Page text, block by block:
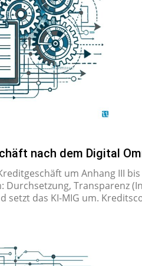
nach dem Digital
um Anhang III bis
Durch­set­zung, Trans­pa­renz
setzt das KI-MIG um.